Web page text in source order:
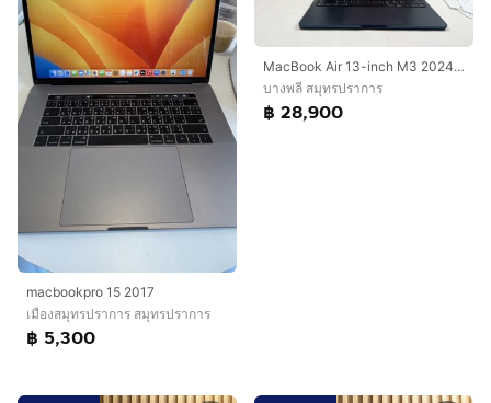
macbookpro 15 2017
เมืองสมุทรปราการ สมุทรปราการ
฿ 5,300
MacBook Air 13-inch M3 2024 Ram16GB SSD256GB Midnight
บางพลี สมุทรปราการ
฿ 28,900